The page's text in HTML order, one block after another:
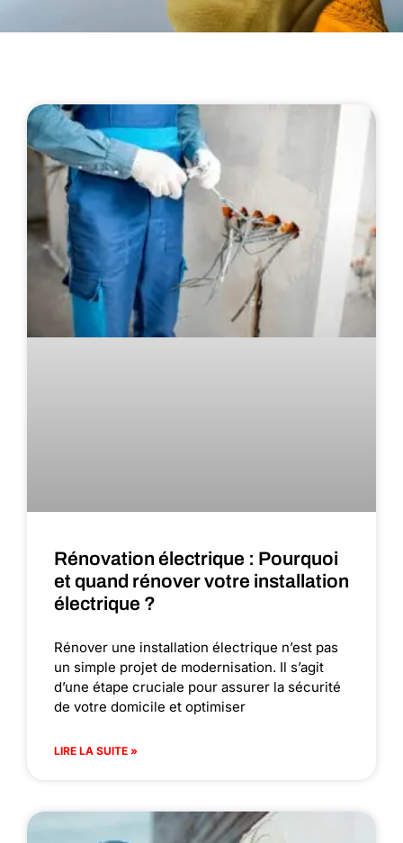
Rénovation électrique : Pourquoi
et quand rénover votre installation
électrique ?
Rénover une installation électrique n’est pas
un simple projet de modernisation. Il s’agit
d’une étape cruciale pour assurer la sécurité
de votre domicile et optimiser
LIRE LA SUITE »